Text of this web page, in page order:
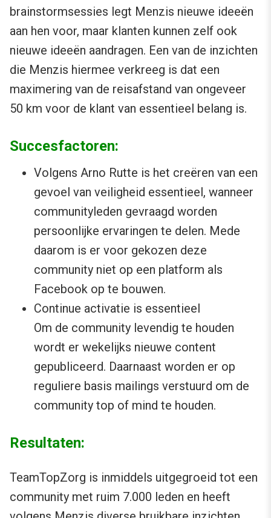
brainstormsessies legt Menzis nieuwe ideeën
aan hen voor, maar klanten kunnen zelf ook
nieuwe ideeën aandragen. Een van de inzichten
die Menzis hiermee verkreeg is dat een
maximering van de reisafstand van ongeveer
50 km voor de klant van essentieel belang is.
Succesfactoren:
Volgens Arno Rutte is het creëren van een
gevoel van veiligheid essentieel, wanneer
communityleden gevraagd worden
persoonlijke ervaringen te delen. Mede
daarom is er voor gekozen deze
community niet op een platform als
Facebook op te bouwen.
Continue activatie is essentieel
Om de community levendig te houden
wordt er wekelijks nieuwe content
gepubliceerd. Daarnaast worden er op
reguliere basis mailings verstuurd om de
community top of mind te houden.
Resultaten:
TeamTopZorg is inmiddels uitgegroeid tot een
community met ruim 7.000 leden en heeft